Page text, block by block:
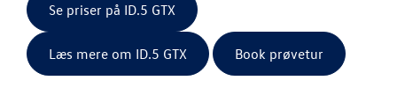
Se priser på ID.5 GTX
Læs mere om ID.5 GTX Book prøvetur